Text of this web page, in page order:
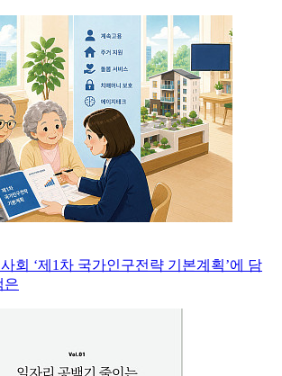
회 ‘제1차 국가인구전략 기본계획’에 담
은